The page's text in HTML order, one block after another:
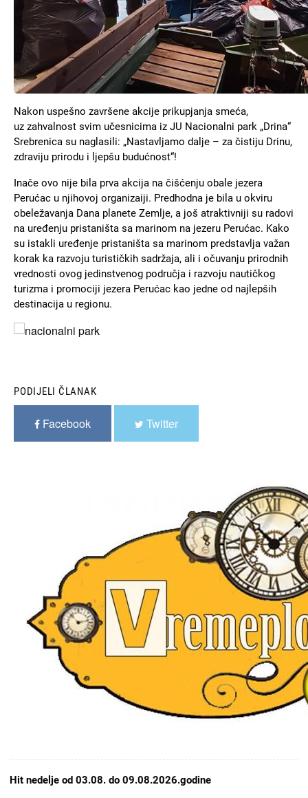
Nakon uspešno završene akcije prikupjanja smeća,
uz zahvalnost svim učesnicima iz JU Nacionalni park „Drina“
Srebrenica su naglasili: „Nastavljamo dalje – za čistiju Drinu,
zdraviju prirodu i ljepšu budućnost“!
Inače ovo nije bila prva akcija na čišćenju obale jezera
Perućac u njihovoj organizaiji. Predhodna je bila u okviru
obeležavanja Dana planete Zemlje, a još atraktivniji su radovi
na uređenju pristaništa sa marinom na jezeru Perućac. Kako
su istakli uređenje pristaništa sa marinom predstavlja važan
korak ka razvoju turističkih sadržaja, ali i očuvanju prirodnih
vrednosti ovog jedinstvenog područja i razvoju nautičkog
turizma i promociji jezera Perućac kao jedne od najlepših
destinacija u regionu.
Slika
PODIJELI ČLANAK
Facebook Twitter
Hit nedelje od 03.08. do 09.08.2026.godine